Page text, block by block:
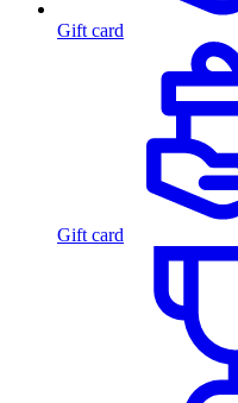
Gift card
Gift card